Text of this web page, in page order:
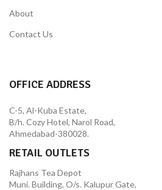
About
Contact Us
OFFICE ADDRESS
C-5, Al-Kuba Estate,
B/h. Cozy Hotel, Narol Road,
Ahmedabad-380028.
RETAIL OUTLETS
Rajhans Tea Depot
Muni. Building, O/s. Kalupur Gate,